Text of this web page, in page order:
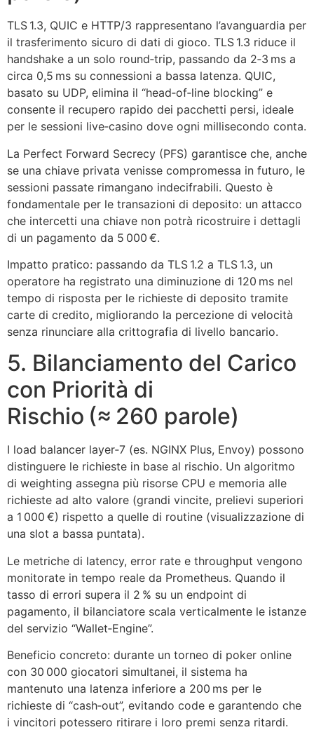
TLS 1.3, QUIC e HTTP/3 rappresentano l’avanguardia per
il trasferimento sicuro di dati di gioco. TLS 1.3 riduce il
handshake a un solo round‑trip, passando da 2‑3 ms a
circa 0,5 ms su connessioni a bassa latenza. QUIC,
basato su UDP, elimina il “head‑of‑line blocking” e
consente il recupero rapido dei pacchetti persi, ideale
per le sessioni live‑casino dove ogni millisecondo conta.
La Perfect Forward Secrecy (PFS) garantisce che, anche
se una chiave privata venisse compromessa in futuro, le
sessioni passate rimangano indecifrabili. Questo è
fondamentale per le transazioni di deposito: un attacco
che intercetti una chiave non potrà ricostruire i dettagli
di un pagamento da 5 000 €.
Impatto pratico: passando da TLS 1.2 a TLS 1.3, un
operatore ha registrato una diminuzione di 120 ms nel
tempo di risposta per le richieste di deposito tramite
carte di credito, migliorando la percezione di velocità
senza rinunciare alla crittografia di livello bancario.
5. Bilanciamento del Carico
con Priorità di
Rischio (≈ 260 parole)
I load balancer layer‑7 (es. NGINX Plus, Envoy) possono
distinguere le richieste in base al rischio. Un algoritmo
di weighting assegna più risorse CPU e memoria alle
richieste ad alto valore (grandi vincite, prelievi superiori
a 1 000 €) rispetto a quelle di routine (visualizzazione di
una slot a bassa puntata).
Le metriche di latency, error rate e throughput vengono
monitorate in tempo reale da Prometheus. Quando il
tasso di errori supera il 2 % su un endpoint di
pagamento, il bilanciatore scala verticalmente le istanze
del servizio “Wallet‑Engine”.
Beneficio concreto: durante un torneo di poker online
con 30 000 giocatori simultanei, il sistema ha
mantenuto una latenza inferiore a 200 ms per le
richieste di “cash‑out”, evitando code e garantendo che
i vincitori potessero ritirare i loro premi senza ritardi.